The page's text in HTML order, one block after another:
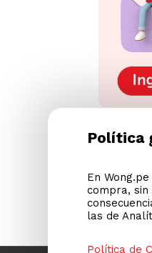
Política
En
compra,
las de
Política de